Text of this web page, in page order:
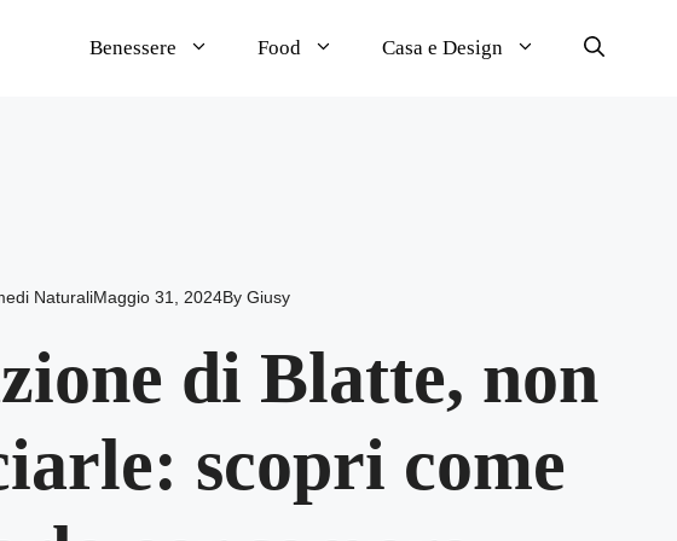
Benessere Food Casa e Design
NaturaliMaggio 31, 2024By Giusy
di Blatte, non
scopri come